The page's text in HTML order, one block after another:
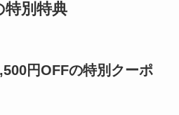
特別特典
円OFFの特別クーポ